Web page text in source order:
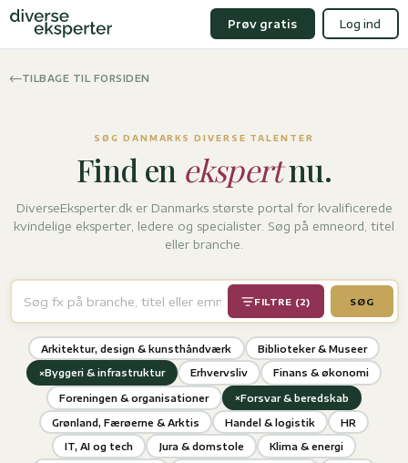
Prøv gratis Log ind
TILBAGE TIL FORSIDEN
SØG DANMARKS DIVERSE TALENTER
Find en ekspertnu.
DiverseEksperter.dk er Danmarks største portal for kvalificerede
kvindelige eksperter, ledere og specialister. Søg på emneord, titel
eller branche.
FILTRE (2) SØG
Arkitektur, design & kunsthåndværk Biblioteker & Museer
×Byggeri & infrastruktur Erhvervsliv Finans & økonomi
Foreningen & organisationer ×Forsvar & beredskab
Grønland, Færøerne & Arktis Handel & logistik HR
IT, AI og tech Jura & domstole Klima & energi